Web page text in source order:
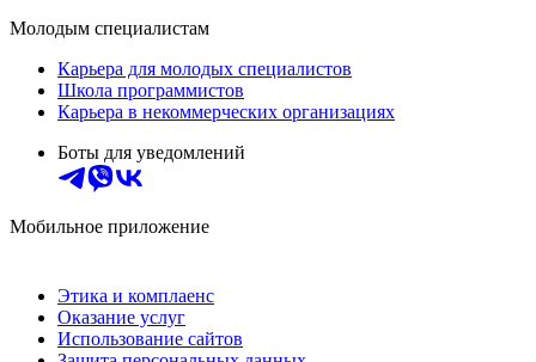
Молодым специалистам
Карьера для молодых специалистов
Школа программистов
Карьера в некоммерческих организациях
Боты для уведомлений
Мобильное приложение
Этика и комплаенс
Оказание услуг
Использование сайтов